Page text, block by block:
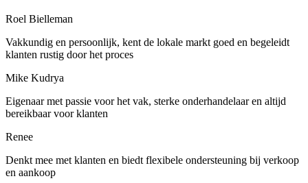
Roel Bielleman
Vakkundig en persoonlijk, kent de lokale markt goed en begeleidt
klanten rustig door het proces
Mike Kudrya
Eigenaar met passie voor het vak, sterke onderhandelaar en altijd
bereikbaar voor klanten
Renee
Denkt mee met klanten en biedt flexibele ondersteuning bij verkoop
en aankoop